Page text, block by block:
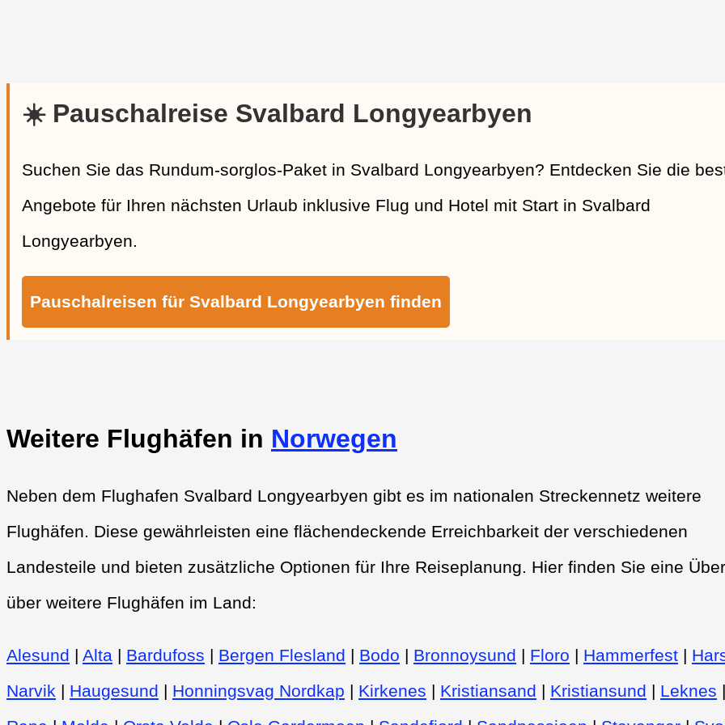
☀️ Pauschalreise Svalbard Longyearbyen
Suchen Sie das Rundum-sorglos-Paket in Svalbard Longyearbyen? Entdecken Sie die
Angebote für Ihren nächsten Urlaub inklusive Flug und Hotel mit Start in Svalbard
Longyearbyen.
Pauschalreisen für Svalbard Longyearbyen finden
Weitere Flughäfen in Norwegen
Neben dem Flughafen Svalbard Longyearbyen gibt es im nationalen Streckennetz weitere
Flughäfen. Diese gewährleisten eine flächendeckende Erreichbarkeit der verschiedenen
Landesteile und bieten zusätzliche Optionen für Ihre Reiseplanung. Hier finden Sie eine
über weitere Flughäfen im Land:
Alesund | Alta | Bardufoss | Bergen Flesland | Bodo | Bronnoysund | Floro | Hammerfest |
Narvik | Haugesund | Honningsvag Nordkap | Kirkenes | Kristiansand | Kristiansund | Leknes